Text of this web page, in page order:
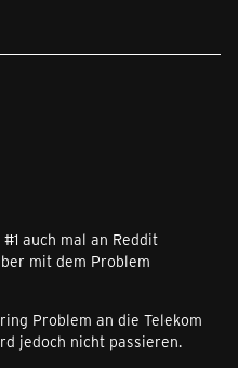
auch mal an Reddit
mit dem Problem
Problem an die Telekom
jedoch nicht passieren.